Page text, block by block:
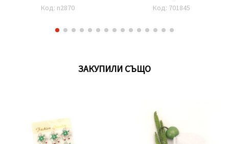
Код: n2870 Код: 701845
ЗАКУПИЛИ СЪЩО